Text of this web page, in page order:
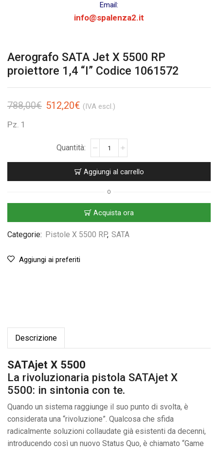
Email:
info@spalenza2.it
Aerografo SATA Jet X 5500 RP
proiettore 1,4 “I” Codice 1061572
788,00€ 512,20€ (IVA escl.)
Pz. 1
Aggiungi al carrello
O
Acquista ora
Categorie: Pistole X 5500 RP, SATA
Aggiungi ai preferiti
Descrizione
SATAjet X 5500
La rivoluzionaria pistola SATAjet X
5500: in sintonia con te.
Quando un sistema raggiunge il suo punto di svolta, è
considerata una “rivoluzione”. Qualcosa che sfida
radicalmente soluzioni collaudate già esistenti da decenni,
introducendo così un nuovo Status Quo, è chiamato “Game